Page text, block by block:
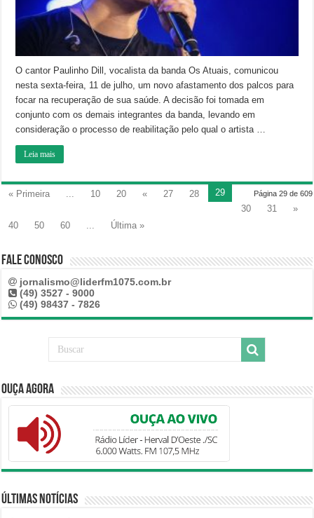
O cantor Paulinho Dill, vocalista da banda Os Atuais, comunicou
nesta sexta-feira, 11 de julho, um novo afastamento dos palcos para
focar na recuperação de sua saúde. A decisão foi tomada em
conjunto com os demais integrantes da banda, levando em
consideração o processo de reabilitação pelo qual o artista …
Leia mais
Página 29 de 609
« Primeira 10 20 « 27 28
29
30
31
»
40
50 60 Última »
Fale Conosco
jornalismo@liderfm1075.com.br
(49) 3527 - 9000
(49) 98437 - 7826
Ouça Agora
Últimas Notícias